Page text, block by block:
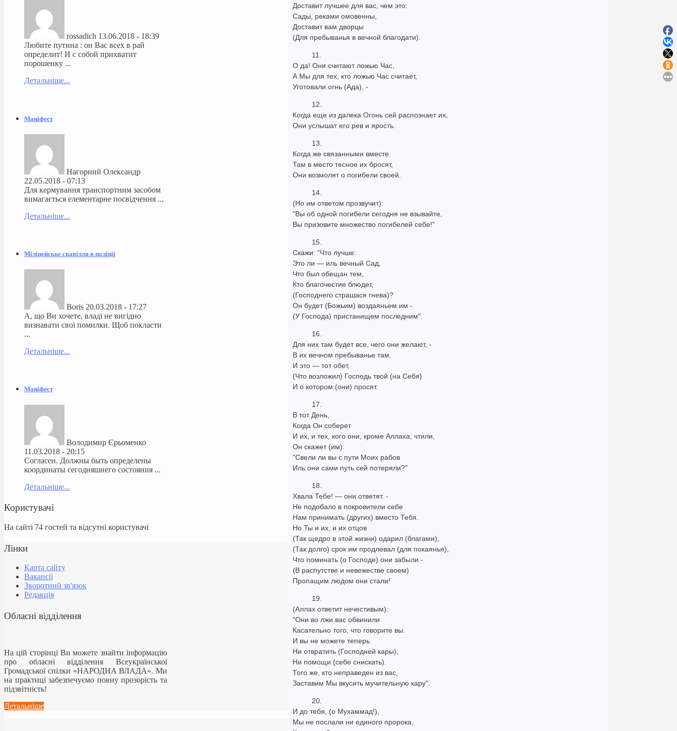
Доставит лучшее для вас, чем это:
Сады, реками омовенны,
Доставит вам дворцы
(Для пребыванья в вечной благодати).
11.
О да! Они считают ложью Час,
А Мы для тех, кто ложью Час считает,
Уготовали огнь (Ада), -
12.
Когда еще из далека Огонь сей распознает их,
Они услышат его рев и ярость.
13.
Когда же связанными вместе
Там в место тесное их бросят,
Они возмолят о погибели своей.
14.
(Но им ответом прозвучит):
"Вы об одной погибели сегодня не взывайте,
Вы призовите множество погибелей себе!"
15.
Скажи: "Что лучше:
Это ли — иль вечный Сад,
Что был обещан тем,
Кто благочестие блюдет,
(Господнего страшася гнева)?
Он будет (Божьим) воздаяньем им -
(У Господа) пристанищем последним".
16.
Для них там будет все, чего они желают, -
В их вечном пребыванье там.
И это — тот обет,
(Что возложил) Господь твой (на Себя)
И о котором (они) просят.
17.
В тот День,
Когда Он соберет
И их, и тех, кого они, кроме Аллаха, чтили,
Он скажет (им):
"Свели ли вы с пути Моих рабов
Иль они сами путь сей потеряли?"
18.
Хвала Тебе! — они ответят. -
Не подобало в покровители себе
Нам принимать (других) вместо Тебя.
Но Ты и их, и их отцов
(Так щедро в этой жизни) одарил (благами),
(Так долго) срок им продлевал (для покаянья),
Что поминать (о Господе) они забыли -
(В распутстве и невежестве своем)
Пропащим людом они стали!
19.
(Аллах ответит нечестивым):
"Они во лжи вас обвинили
Касательно того, что говорите вы.
И вы не можете теперь
Ни отвратить (Господней кары),
Ни помощи (себе снискать).
Того же, кто неправеден из вас,
Заставим Мы вкусить мучительную кару".
20.
И до тебя, (о Мухаммад!),
Мы не послали ни единого пророка,
rossadich 13.06.2018 - 18:39
Любите путина : он Вас всех в рай
определит! И с собой прихватит
порошенку ...
Детальніше...
Маніфест
Нагорний Олександр
22.05.2018 - 07:13
Для кермування транспортним засобом
вимагається елементарне посвідчення ...
Детальніше...
Міліцейське свавілля в поліції
Boris 20.03.2018 - 17:27
А, що Ви хочете, владі не вигідно
визнавати свої помилки. Щоб покласти
...
Детальніше...
Маніфест
Володимир Єрьоменко
11.03.2018 - 20:15
Согласен. Должны быть определены
координаты сегодняшнего состояния ...
Детальніше...
Користувачі
На сайті 74 гостей та відсутні користувачі
Лінки
Карта сайту
Вакансії
Зворотний зв'язок
Редакція
Обласні відділення
На цій сторінці Ви можете знайти інформацію
про обласні відділення Всеукраїнської
Громадської спілки «НАРОДНА ВЛАДА». Ми
на практиці забезпечуємо повну прозорість та
підзвітність!
Детальніше